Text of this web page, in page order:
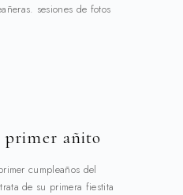
sesiones de fotos
primer añito
cumpleaños del
de su primera fiestita